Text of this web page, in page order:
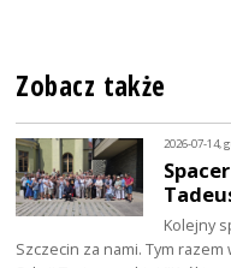
Zobacz także
2026-07-14,
Kolejny
Szczecin za nami. Tym